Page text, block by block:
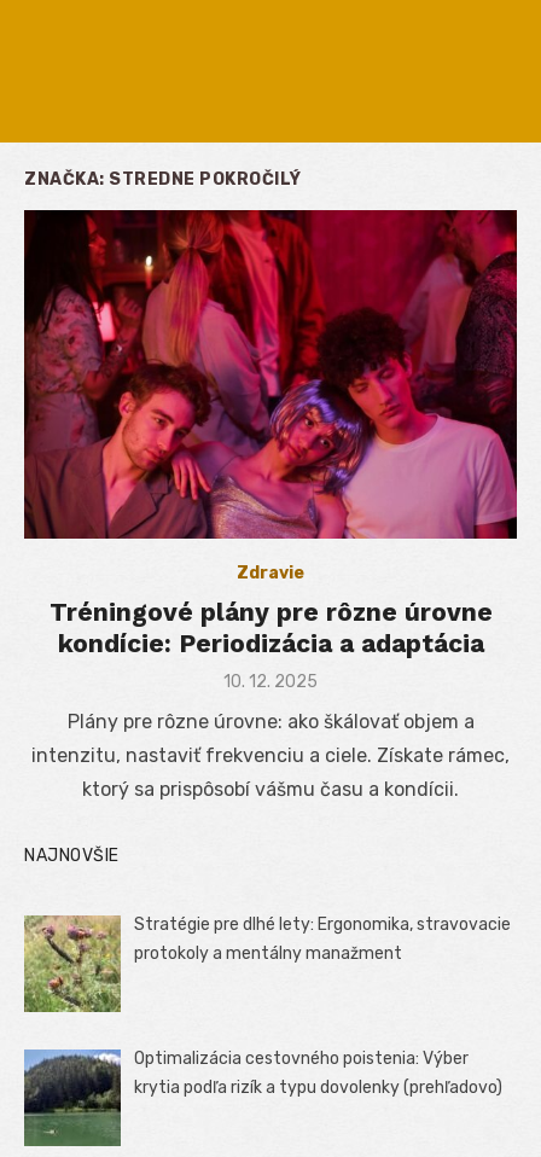
ZNAČKA: STREDNE POKROČILÝ
Zdravie
Tréningové plány pre rôzne úrovne
kondície: Periodizácia a adaptácia
Posted
10. 12. 2025
Plány pre rôzne úrovne: ako škálovať objem a
intenzitu, nastaviť frekvenciu a ciele. Získate rámec,
ktorý sa prispôsobí vášmu času a kondícii.
NAJNOVŠIE
Stratégie pre dlhé lety: Ergonomika, stravovacie
protokoly a mentálny manažment
Optimalizácia cestovného poistenia: Výber
krytia podľa rizík a typu dovolenky (prehľadovo)